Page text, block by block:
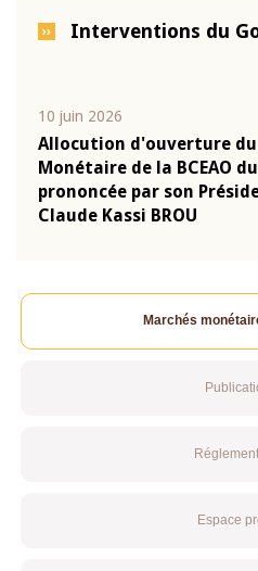
Interventions du
10 juin 2026
Allocution d'ouverture
Monétaire de la BCEAO
prononcée par son
Claude Kassi BROU
Marchés
Espace